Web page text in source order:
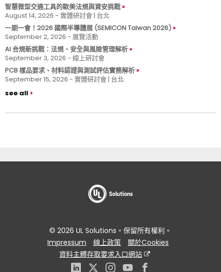
智慧微型交通工具的歐美法規與資安挑戰
August 14, 2026 - 實體研討會 | 台北
一期一會！2026 國際半導體展 (SEMICON Taiwan 2026)
September 2, 2026 - 展覽活動
AI 合規新挑戰：法規、安全與風險管理解析
September 3, 2026 - 線上研討會
PCB 樣品要求、材料認證與測試評估實務解析
September 15, 2026 - 實體研討會 | 台北
see all
© 2026 UL Solutions。保留所有權利。
Impressum
線上政策
關於Cookies
資料主體存取要求入口網站